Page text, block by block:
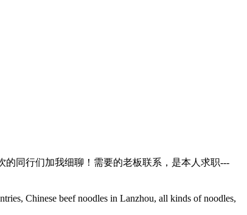
同行们加我细聊！需要的老板联系，是本人求职---
Chinese beef noodles in Lanzhou, all kinds of noodles,